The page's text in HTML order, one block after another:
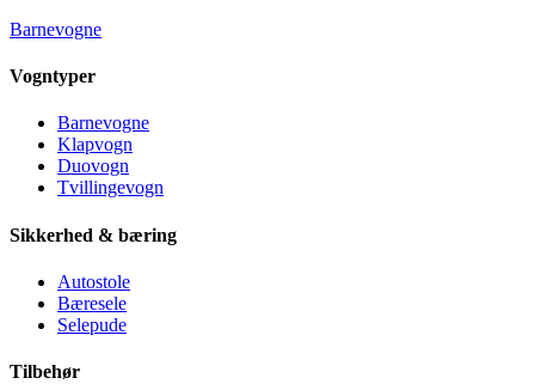
Barnevogne
Vogntyper
Barnevogne
Klapvogn
Duovogn
Tvillingevogn
Sikkerhed & bæring
Autostole
Bæresele
Selepude
Tilbehør